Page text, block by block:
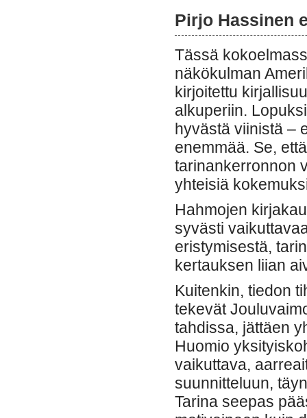
Pirjo Hassinen
Tässä
näkökulman
kirjoitettu
alkuperiin.
hyvästä viinistä –
enemmää. Se,
tarinankerronnon
yhteisiä
Hahmojen
syvästi
eristymisestä,
kertauksen liian
Kuitenkin, tiedon
tekevät
tahdissa, jättäen
Huomio
vaikuttava,
suunnitteluun,
Tarina seepas